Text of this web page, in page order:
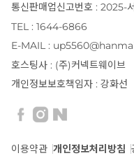
통신판매업신고번호 : 2025-
TEL : 1644-6866
E-MAIL :
호스팅사 : (주)커넥트웨이브
개인정보보호책임자 : 강화선
이용약관 개인정보처리방침